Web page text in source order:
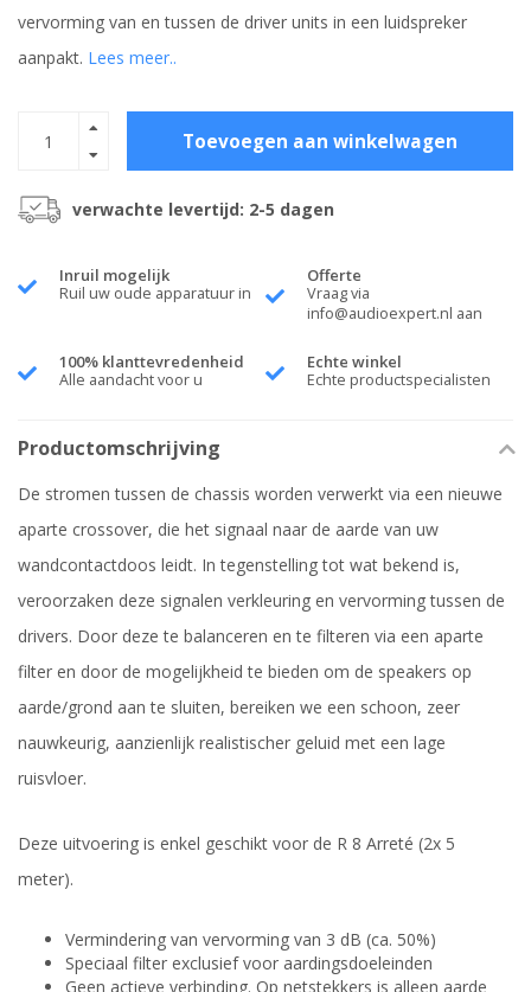
vervorming van en tussen de driver units in een luidspreker
aanpakt. Lees meer..
Toevoegen aan winkelwagen
verwachte levertijd: 2-5 dagen
Inruil mogelijk
Ruil uw oude apparatuur in
Offerte
Vraag via
info@audioexpert.nl aan
100% klanttevredenheid
Alle aandacht voor u
Echte winkel
Echte productspecialisten
Productomschrijving
De stromen tussen de chassis worden verwerkt via een nieuwe
aparte crossover, die het signaal naar de aarde van uw
wandcontactdoos leidt. In tegenstelling tot wat bekend is,
veroorzaken deze signalen verkleuring en vervorming tussen de
drivers. Door deze te balanceren en te filteren via een aparte
filter en door de mogelijkheid te bieden om de speakers op
aarde/grond aan te sluiten, bereiken we een schoon, zeer
nauwkeurig, aanzienlijk realistischer geluid met een lage
ruisvloer.
Deze uitvoering is enkel geschikt voor de R 8 Arreté (2x 5
meter).
Vermindering van vervorming van 3 dB (ca. 50%)
Speciaal filter exclusief voor aardingsdoeleinden
Geen actieve verbinding. Op netstekkers is alleen aarde